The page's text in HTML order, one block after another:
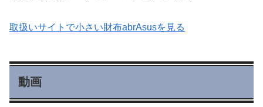
取扱いサイトで小さい財布abrAsusを見る
動画